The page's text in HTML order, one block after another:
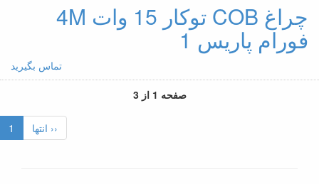
چراغ COB توکار 15 وات 4M
فورام پاریس 1
تماس بگیرید
صفحه 1 از 3
1 انتها ››